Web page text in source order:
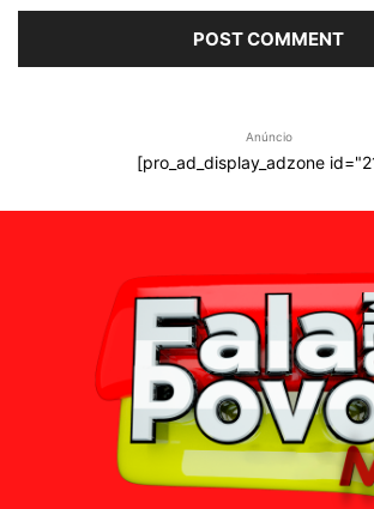
Anúncio
[pro_ad_display_adzone